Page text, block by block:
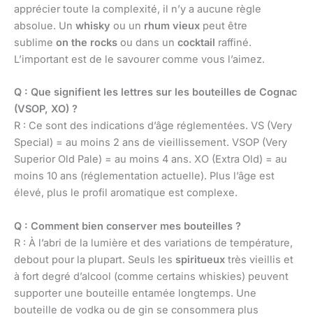
apprécier toute la complexité, il n’y a aucune règle
absolue. Un whisky ou un rhum vieux peut être
sublime on the rocks ou dans un cocktail raffiné.
L’important est de le savourer comme vous l’aimez.
Q : Que signifient les lettres sur les bouteilles de Cognac
(VSOP, XO) ?
R : Ce sont des indications d’âge réglementées. VS (Very
Special) = au moins 2 ans de vieillissement. VSOP (Very
Superior Old Pale) = au moins 4 ans. XO (Extra Old) = au
moins 10 ans (réglementation actuelle). Plus l’âge est
élevé, plus le profil aromatique est complexe.
Q : Comment bien conserver mes bouteilles ?
R : À l’abri de la lumière et des variations de température,
debout pour la plupart. Seuls les spiritueux très vieillis et
à fort degré d’alcool (comme certains whiskies) peuvent
supporter une bouteille entamée longtemps. Une
bouteille de vodka ou de gin se consommera plus